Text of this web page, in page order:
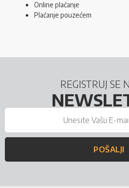
Online plaćanje
Plaćanje pouzećem
REGISTRUJ SE
POŠALJI